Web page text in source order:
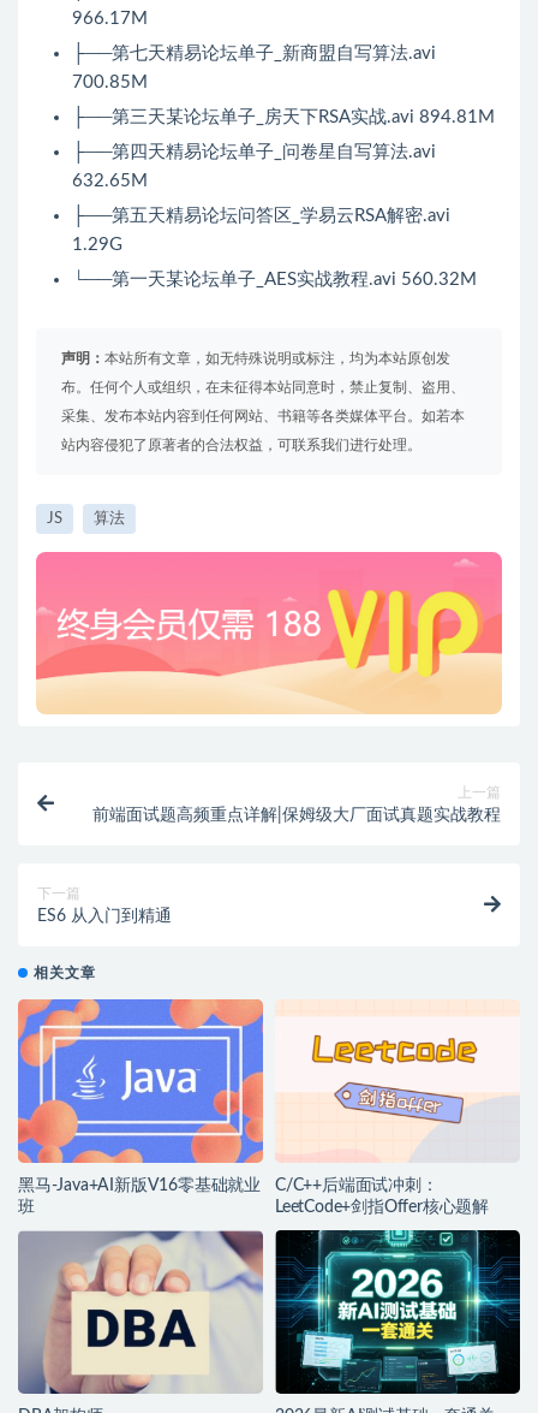
966.17M
├──第七天精易论坛单子_新商盟自写算法.avi
700.85M
├──第三天某论坛单子_房天下RSA实战.avi 894.81M
├──第四天精易论坛单子_问卷星自写算法.avi
632.65M
├──第五天精易论坛问答区_学易云RSA解密.avi
1.29G
└──第一天某论坛单子_AES实战教程.avi 560.32M
声明： 本站所有文章，如无特殊说明或标注，均为本站原创发
布。任何个人或组织，在未征得本站同意时，禁止复制、盗用、
采集、发布本站内容到任何网站、书籍等各类媒体平台。如若本
站内容侵犯了原著者的合法权益，可联系我们进行处理。
JS 算法
上一篇
前端面试题高频重点详解|保姆级大厂面试真题实战教程
下一篇
ES6 从入门到精通
相关文章
黑马-Java+AI新版V16零基础就业
班
C/C++后端面试冲刺：
LeetCode+剑指Offer核心题解